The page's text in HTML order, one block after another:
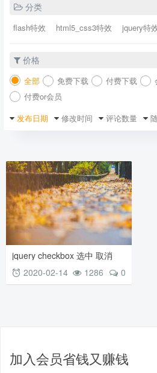
分类
flash特效 html5_css3特效 jquery特
价格
全部 免费下载 付费下载
付费or会员
发布日期
修改时间 评论数量
jquery checkbox 选中 取消
隐藏2020-02-14 0
1286
加入会员省钱又赚钱